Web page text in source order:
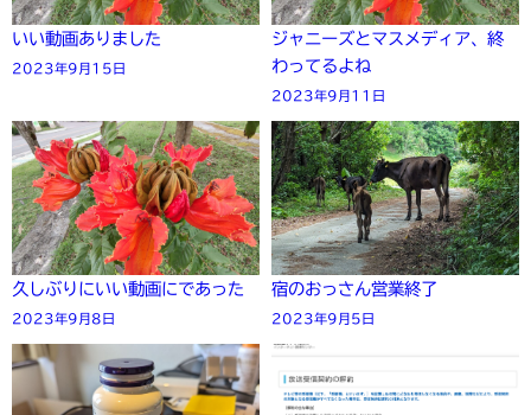
いい動画ありました
2023年9月15日
ジャニーズとマスメディア、終
わってるよね
2023年9月11日
久しぶりにいい動画にであった
2023年9月8日
宿のおっさん営業終了
2023年9月5日